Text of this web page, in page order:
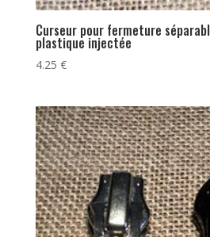
Curseur pour fermeture
plastique injectée
4.25 €